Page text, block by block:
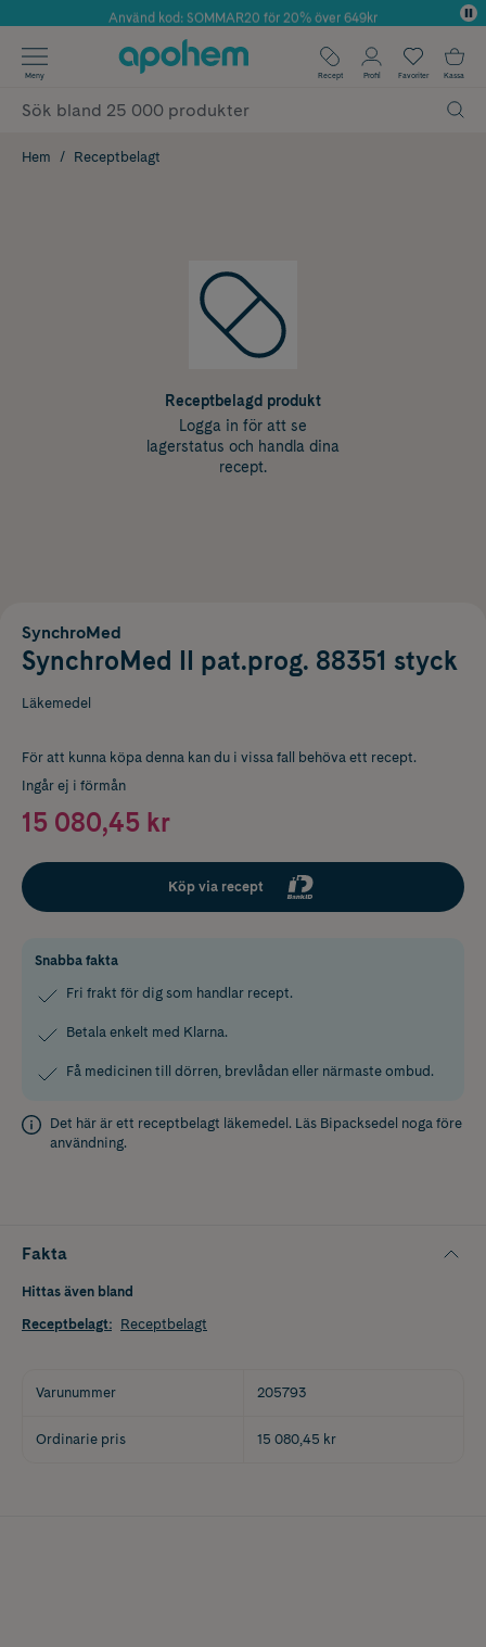
Årets Butik 2025 inom Skönhet
Använd kod: SOMMAR20 för 20% över 649kr
✓ Fri frakt
✓ Poäng på alla köp*
Meny Recept Profil Favoriter Kassa
Hem Receptbelagt
Receptbelagd produkt
Logga in för att se
lagerstatus och handla dina
recept.
SynchroMed
SynchroMed II pat.prog. 88351 styck
Läkemedel
För att kunna köpa denna kan du i vissa fall behöva ett recept.
Ingår ej i förmån
15 080,45 kr
Köp via recept
Snabba fakta
Fri frakt för dig som handlar recept.
Betala enkelt med Klarna.
Få medicinen till dörren, brevlådan eller närmaste ombud.
Det här är ett receptbelagt läkemedel. Läs Bipacksedel noga före
användning.
Fakta
Hittas även bland
Receptbelagt: Receptbelagt
Varunummer 205793
Ordinarie pris 15 080,45 kr